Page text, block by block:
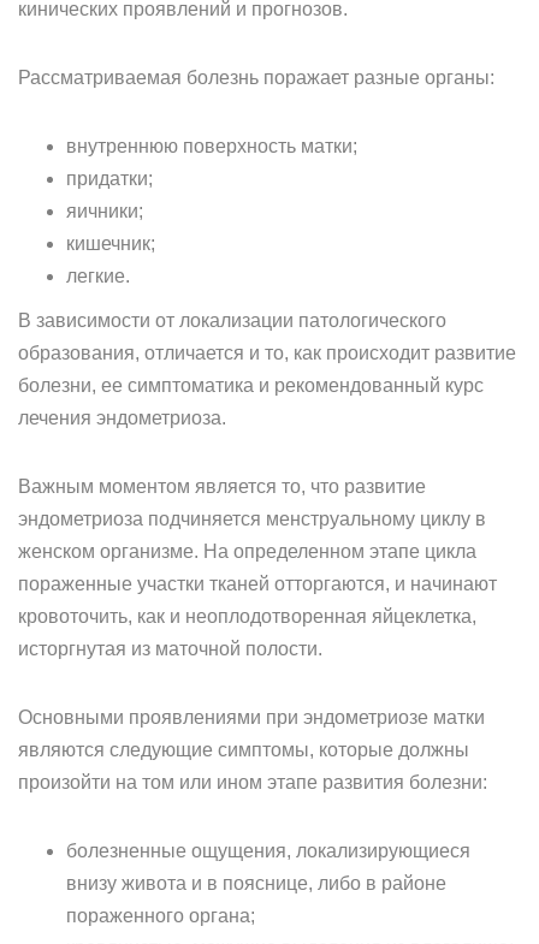
кинических проявлений и прогнозов.
Рассматриваемая болезнь поражает разные органы:
внутреннюю поверхность матки;
придатки;
яичники;
кишечник;
легкие.
В зависимости от локализации патологического
образования, отличается и то, как происходит развитие
болезни, ее симптоматика и рекомендованный курс
лечения эндометриоза.
Важным моментом является то, что развитие
эндометриоза подчиняется менструальному циклу в
женском организме. На определенном этапе цикла
пораженные участки тканей отторгаются, и начинают
кровоточить, как и неоплодотворенная яйцеклетка,
исторгнутая из маточной полости.
Основными проявлениями при эндометриозе матки
являются следующие симптомы, которые должны
произойти на том или ином этапе развития болезни:
болезненные ощущения, локализирующиеся
внизу живота и в пояснице, либо в районе
пораженного органа;